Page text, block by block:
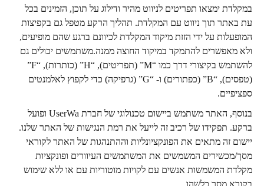
במקלדת ימצאו תפריטים לניווט מהיר ודילוג על תוכן, הזמינים בכל
עת באתר תוך ניווט עם המקלדת. תהליך הרקע מטפל גם בקפיצות
המופעלות על ידי הזזת מיקוד המקלדת לכיוונם ברגע שהם מופיעים,
ולא מאפשרים להתמקד במיקוד החוצה ממנה.משתמשים יכולים גם
להשתמש בקיצורי דרך כמו “M” (תפריטים), “H” (כותרות), “F”
(טפסים), “B” (כפתורים) ו- “G” (גרפיקה) כדי לקפוץ לאלמנטים
ספציפיים.
בנוסף, האתר משתמש ביישום טכנולוגי של חברת UserWa ופועל
ברקע. תפקידו של רכיב זה לייעל את רמת הנגישות של האתר שלנו.
יישום זה מתאים את הפונקציונליות וההתנהגות של האתר לקוראי
מסך/מכשירים המשמשים את המשתמשים העיוורים ופונקציות
מקלדת המשמשות אנשים עם לקויות מוטוריות עם או ללא שימוש
בקורא מסך כלשהו.